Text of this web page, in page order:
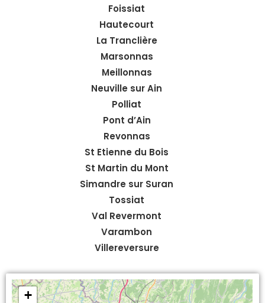
Foissiat
Hautecourt
La Tranclière
Marsonnas
Meillonnas
Neuville sur Ain
Polliat
Pont d’Ain
Revonnas
St Etienne du Bois
St Martin du Mont
Simandre sur Suran
Tossiat
Val Revermont
Varambon
Villereversure
+